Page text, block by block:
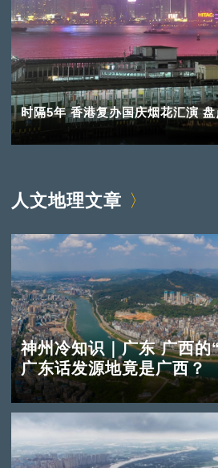
时隔5年 香港复办国庆烟花汇演
人文地理文章
神州冷知识｜广东 广西的
广东话发源地竟是广西？